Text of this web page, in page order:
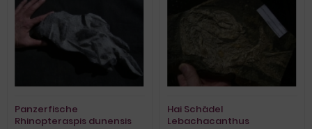
Panzerfische
Rhinopteraspis dunensis
Hai Schädel
Lebachacanthus